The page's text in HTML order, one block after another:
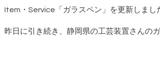
Item・Service「ガラスペン」を更新しまし
昨日に引き続き、静岡県の工芸装置さんの